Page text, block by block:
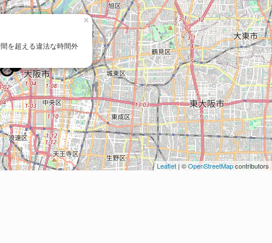
を超える違法な時間外
×
Leaflet | ©OpenStreetMapcontributors